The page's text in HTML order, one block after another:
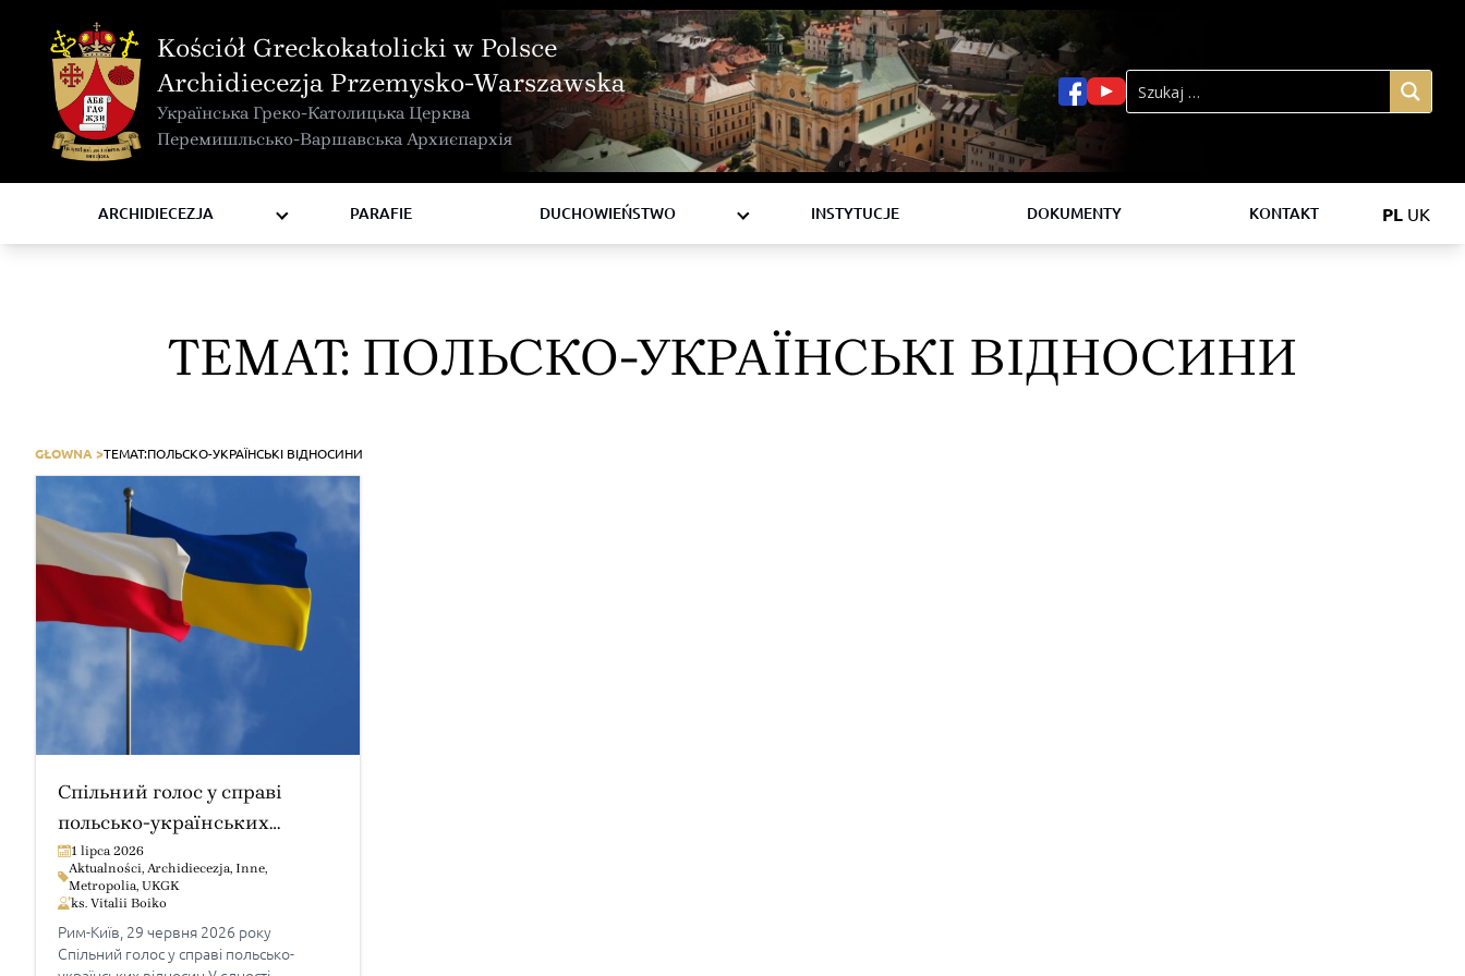
Kościół Greckokatolicki w Polsce
Archidiecezja Przemysko-Warszawska
Українська Греко-Католицька Церква
Перемишльсько-Варшавська Архиєпархія
ARCHIDIECEZJA
KURIA METROPOLITALNA
KAPITUŁA
KOMISJE I WYDZIAŁY
RADY
ZAKONY I ZGROMADZENIA
PARAFIE
DUCHOWIEŃSTWO
BISKUPI
KSIĘŻA
INSTYTUCJE
DOKUMENTY KONTAKT PL UK
TEMAT: ПОЛЬСКО-УКРАЇНСЬКІ ВІДНОСИНИ
GŁOWNA >TEMAT:ПОЛЬСКО-УКРАЇНСЬКІ ВІДНОСИНИ
Спільний голос у справі
польсько-українських
відносин
1 lipca 2026
Aktualności,Archidiecezja, Inne,
Metropolia,UKGK
ks. Vitalii Boiko
Рим-Київ, 29 червня 2026 року
Спільний голос у справі польсько-